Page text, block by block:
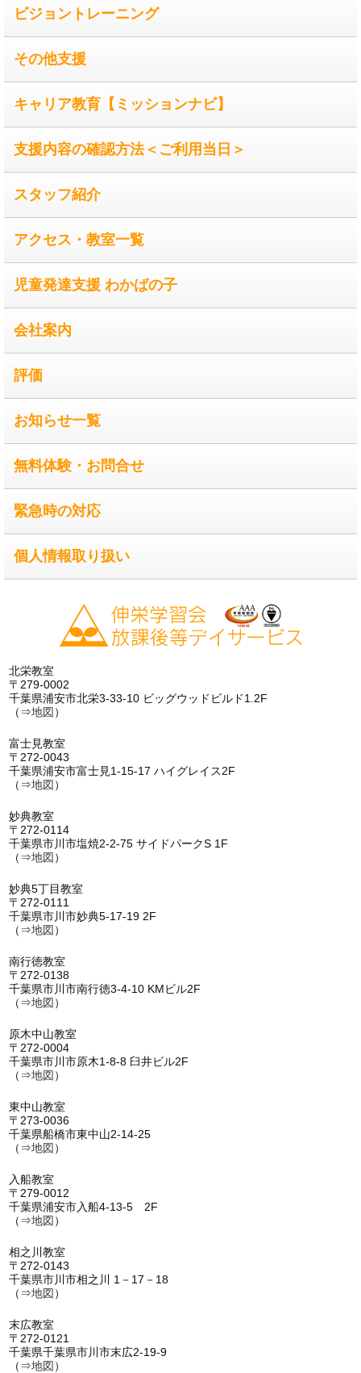
ビジョントレーニング
その他支援
キャリア教育【ミッションナビ】
支援内容の確認方法＜ご利用当日＞
スタッフ紹介
アクセス・教室一覧
児童発達支援 わかばの子
会社案内
評価
お知らせ一覧
無料体験・お問合せ
緊急時の対応
個人情報取り扱い
北栄教室
〒279-0002
千葉県浦安市北栄3-33-10 ビッグウッドビルド1.2F
（⇒地図 ）
富士見教室
〒272-0043
千葉県浦安市富士見1-15-17 ハイグレイス2F
（⇒地図 ）
妙典教室
〒272-0114
千葉県市川市塩焼2-2-75 サイドパークS 1F
（⇒地図 ）
妙典5丁目教室
〒272-0111
千葉県市川市妙典5-17-19 2F
（⇒地図 ）
南行徳教室
〒272-0138
千葉県市川市南行徳3-4-10 KMビル2F
（⇒地図 ）
原木中山教室
〒272-0004
千葉県市川市原木1-8-8 臼井ビル2F
（⇒地図 ）
東中山教室
〒273-0036
千葉県船橋市東中山2-14-25
（⇒地図 ）
入船教室
〒279-0012
千葉県浦安市入船4-13-5 2F
（⇒地図 ）
相之川教室
〒272-0143
千葉県市川市相之川 1－17－18
（⇒地図 ）
末広教室
〒272-0121
千葉県千葉県市川市末広2-19-9
（⇒地図 ）